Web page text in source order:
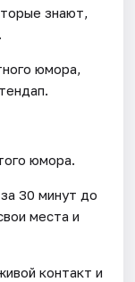
знают,
юмора,
юмора.
30 минут до
места и
контакт и